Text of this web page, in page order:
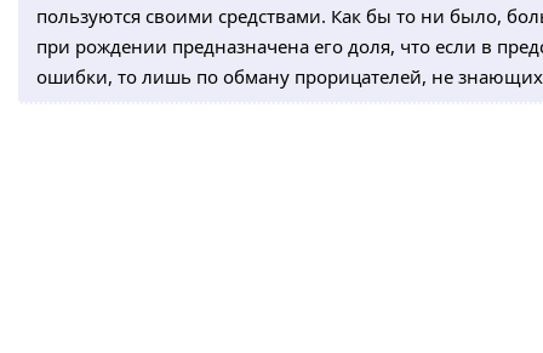
пользуются своими средствами. Как бы то ни было,
при рождении предназначена его доля, что если в
ошибки, то лишь по обману прорицателей, не знающих